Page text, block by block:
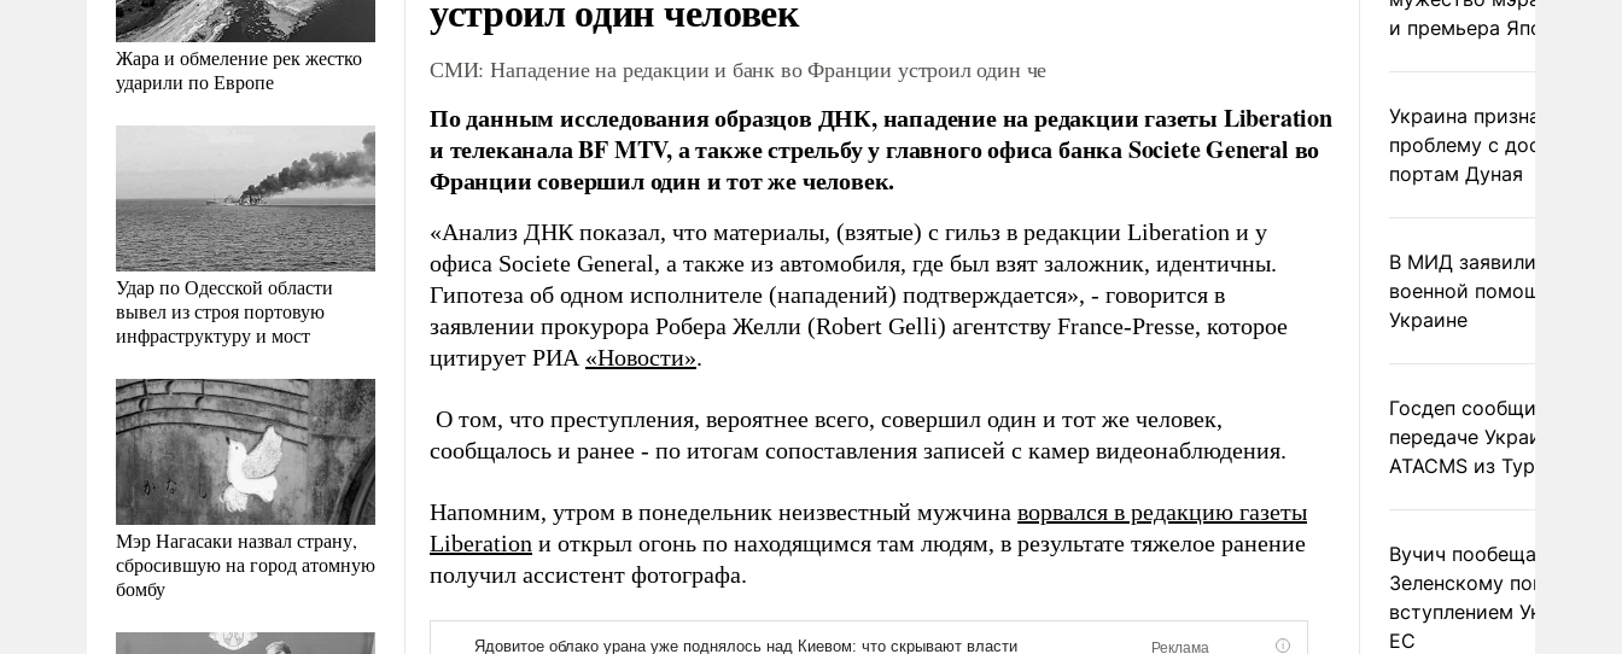
Жара и обмеление рек жестко
ударили по Европе
Удар по Одесской области
вывел из строя портовую
инфраструктуру и мост
Мэр Нагасаки назвал страну,
сбросившую на город атомную
бомбу
устроил один человек
СМИ: Нападение на редакции и банк во Франции устроил один че
По данным исследования образцов ДНК, нападение на редакции газеты Liberation
и телеканала BF MTV, а также стрельбу у главного офиса банка Societe General во
Франции совершил один и тот же человек.
«Анализ ДНК показал, что материалы, (взятые) с гильз в редакции Liberation и у
офиса Societe General, а также из автомобиля, где был взят заложник, идентичны.
Гипотеза об одном исполнителе (нападений) подтверждается», - говорится в
заявлении прокурора Робера Желли (Robert Gelli) агентству France-Presse, которое
цитирует РИА «Новости».
О том, что преступления, вероятнее всего, совершил один и тот же человек,
сообщалось и ранее - по итогам сопоставления записей с камер видеонаблюдения.
Напомним, утром в понедельник неизвестный мужчина ворвался в редакцию газеты
Liberation и открыл огонь по находящимся там людям, в результате тяжелое ранение
получил ассистент фотографа.
и премьера Японии
Украина признала
проблему с доступом к
портам Дуная
В МИД заявили о
военной помощи
Украине
Госдеп сообщил о
передаче Украине
ATACMS из Турции
Вучич пообещал
Зеленскому помочь со
вступлением Украины в
ЕС